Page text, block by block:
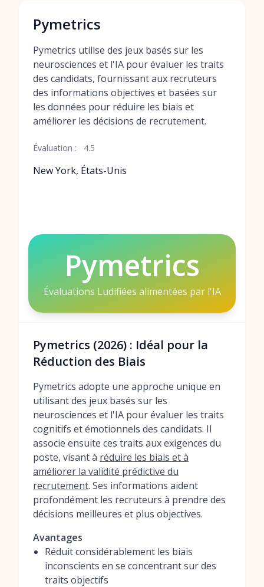
Pymetrics
Pymetrics utilise des jeux basés sur les
neurosciences et l'IA pour évaluer les traits
des candidats, fournissant aux recruteurs
des informations objectives et basées sur
les données pour réduire les biais et
améliorer les décisions de recrutement.
Évaluation : 4.5
New York, États-Unis
Pymetrics
Évaluations Ludifiées alimentées par l'IA
Pymetrics (2026) : Idéal pour la
Réduction des Biais
Pymetrics adopte une approche unique en
utilisant des jeux basés sur les
neurosciences et l'IA pour évaluer les traits
cognitifs et émotionnels des candidats. Il
associe ensuite ces traits aux exigences du
poste, visant à réduire les biais et à
améliorer la validité prédictive du
recrutement. Ses informations aident
profondément les recruteurs à prendre des
décisions meilleures et plus objectives.
Avantages
Réduit considérablement les biais
inconscients en se concentrant sur des
traits objectifs